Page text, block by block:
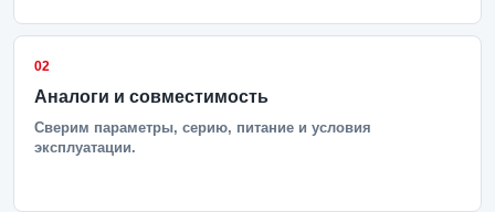
02
Аналоги и совместимость
Сверим параметры, серию, питание и условия
эксплуатации.